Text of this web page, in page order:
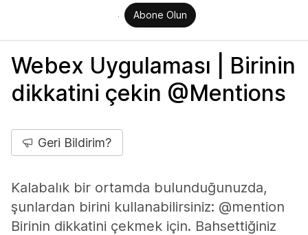
Abone Olun
Webex Uygulaması | Birinin
dikkatini çekin @Mentions
Geri Bildirim?
Kalabalık bir ortamda bulunduğunuzda,
şunlardan birini kullanabilirsiniz: @mention
Birinin dikkatini çekmek için. Bahsettiğiniz